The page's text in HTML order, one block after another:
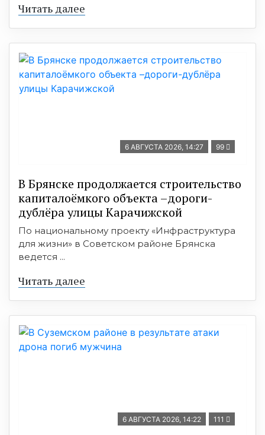
Читать далее
6 АВГУСТА 2026, 14:27 99
В Брянске продолжается строительство
капиталоёмкого объекта –дороги-
дублёра улицы Карачижской
По национальному проекту «Инфраструктура
для жизни» в Советском районе Брянска
ведется ...
Читать далее
6 АВГУСТА 2026, 14:22 111